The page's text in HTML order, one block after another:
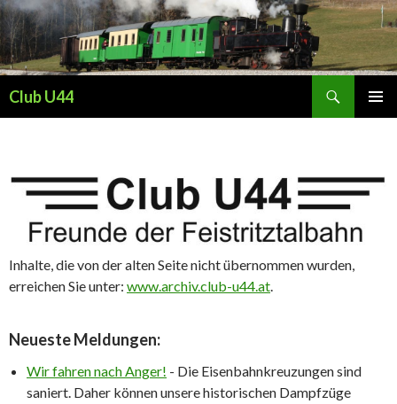
Club U44
Inhalte, die von der alten Seite nicht übernommen wurden,
erreichen Sie unter: www.archiv.club-u44.at.
Neueste Meldungen:
Wir fahren nach Anger! - Die Eisenbahnkreuzungen sind
saniert. Daher können unsere historischen Dampfzüge